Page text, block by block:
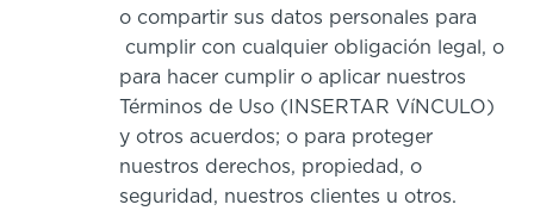
o compartir sus datos personales para
cumplir con cualquier obligación legal, o
para hacer cumplir o aplicar nuestros
Términos de Uso (INSERTAR VíNCULO)
y otros acuerdos; o para proteger
nuestros derechos, propiedad, o
seguridad, nuestros clientes u otros.